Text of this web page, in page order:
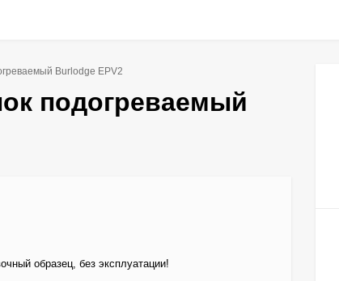
Burlodge EPV2
подогреваемый
образец, без эксплуатации!